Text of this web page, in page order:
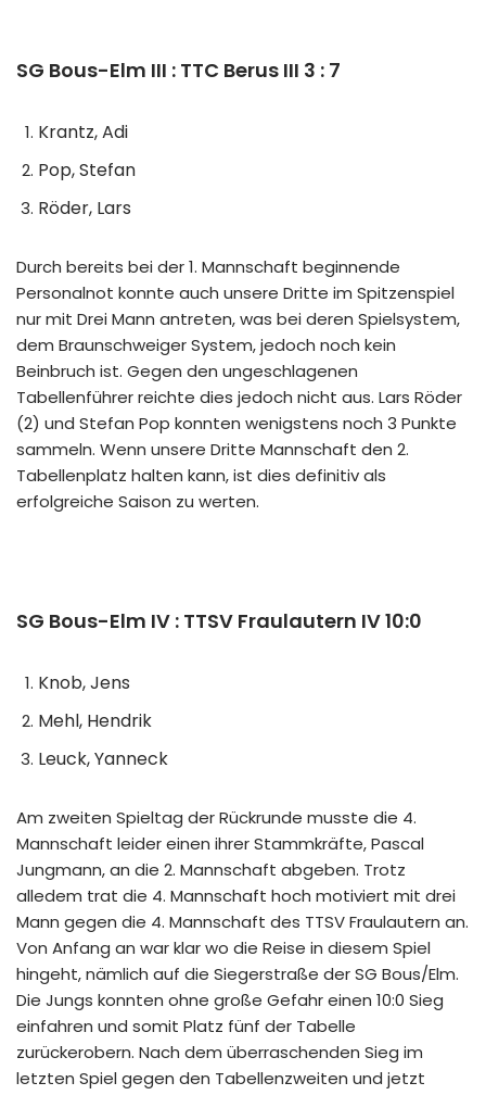
SG Bous-Elm III : TTC Berus III 3 : 7
Krantz, Adi
Pop, Stefan
Röder, Lars
Durch bereits bei der 1. Mannschaft beginnende
Personalnot konnte auch unsere Dritte im Spitzenspiel
nur mit Drei Mann antreten, was bei deren Spielsystem,
dem Braunschweiger System, jedoch noch kein
Beinbruch ist. Gegen den ungeschlagenen
Tabellenführer reichte dies jedoch nicht aus. Lars Röder
(2) und Stefan Pop konnten wenigstens noch 3 Punkte
sammeln. Wenn unsere Dritte Mannschaft den 2.
Tabellenplatz halten kann, ist dies definitiv als
erfolgreiche Saison zu werten.
SG Bous-Elm IV : TTSV Fraulautern IV 10:0
Knob, Jens
Mehl, Hendrik
Leuck, Yanneck
Am zweiten Spieltag der Rückrunde musste die 4.
Mannschaft leider einen ihrer Stammkräfte, Pascal
Jungmann, an die 2. Mannschaft abgeben. Trotz
alledem trat die 4. Mannschaft hoch motiviert mit drei
Mann gegen die 4. Mannschaft des TTSV Fraulautern an.
Von Anfang an war klar wo die Reise in diesem Spiel
hingeht, nämlich auf die Siegerstraße der SG Bous/Elm.
Die Jungs konnten ohne große Gefahr einen 10:0 Sieg
einfahren und somit Platz fünf der Tabelle
zurückerobern. Nach dem überraschenden Sieg im
letzten Spiel gegen den Tabellenzweiten und jetzt